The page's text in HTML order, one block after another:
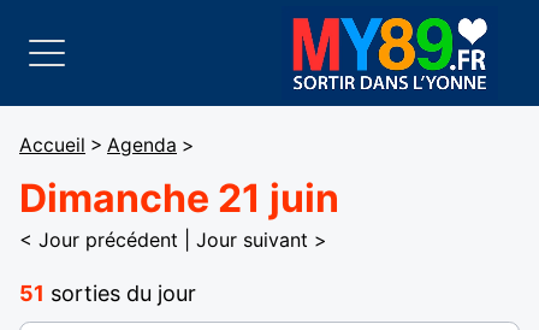
Accueil > Agenda >
Dimanche 21 juin
< Jour précédent Jour suivant >
51 sorties du jour